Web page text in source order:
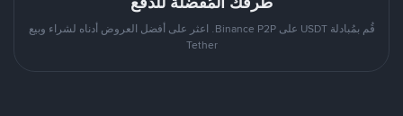
قُم بمُبادلة USDT على Binance P2P. اعثر على أفضل العروض أدناه لشراء وبيع
Tether